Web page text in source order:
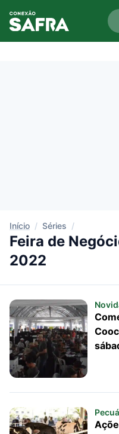
Início / Séries /
Feira de
2022